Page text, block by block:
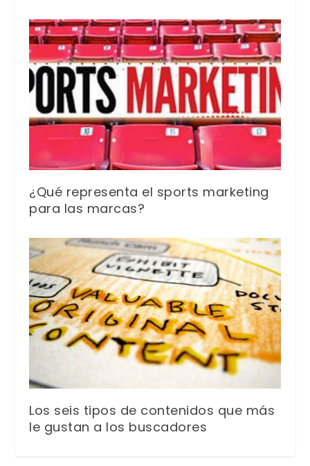
¿Qué representa el sports marketing
para las marcas?
Los seis tipos de contenidos que más
le gustan a los buscadores